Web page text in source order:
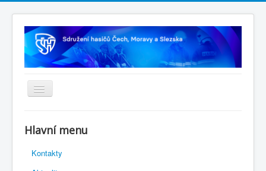
Rejstřík sportu
Novelizace Stanov SH ČMS
Hlavní menu
Kontakty